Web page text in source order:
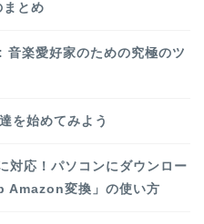
とめ
楽愛好家のための究極のツ
を始めてみよう
応！パソコンにダウンロー
Amazon変換」の使い方